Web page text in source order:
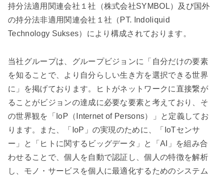
持分法適用関連会社１社（株式会社SYMBOL）及び国外
の持分法非適用関連会社１社（PT. Indoliquid
Technology Sukses）により構成されております。
当社グループは、グループビジョンに「自分だけの要素
を知ることで、より自分らしい生き方を選択できる世界
に」を掲げております。ヒトがネットワークに直接繋が
ることがビジョンの達成に必要な要素と考えており、そ
の世界観を「IoP（Internet of Persons）」と定義してお
ります。また、「IoP」の実現のために、「IoTセンサ
ー」と「ヒトに関するビッグデータ」と「AI」を組み合
わせることで、個人を自動で認証し、個人の特徴を解析
し、モノ・サービスを個人に最適化するためのシステム